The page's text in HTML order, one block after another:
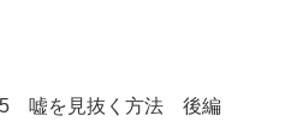
嘘を見抜く方法 後編